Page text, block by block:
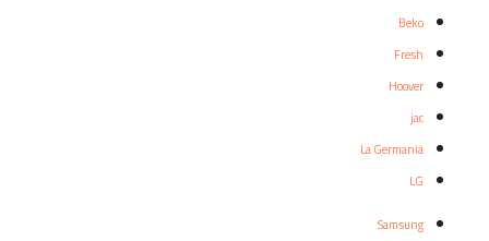
Beko
Fresh
Hoover
jac
La Germania
LG
Samsung